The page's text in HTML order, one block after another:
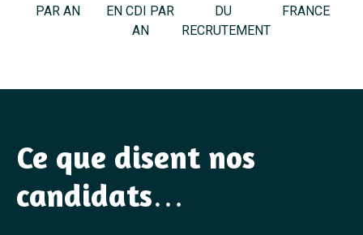
PAR AN
EN CDI PAR
AN
DU
RECRUTEMENT
FRANCE
Ce que disent nos
candidats…